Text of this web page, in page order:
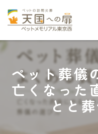
ペット葬儀
亡くなった
とと